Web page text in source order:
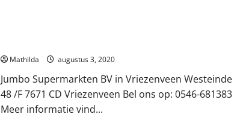
Mathilda augustus 3, 2020
Jumbo Supermarkten BV in Vriezenveen Westeinde
48 /F 7671 CD Vriezenveen Bel ons op: 0546-681383
Meer informatie vind...